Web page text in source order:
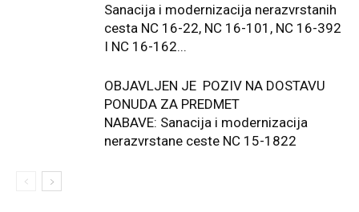
Sanacija i modernizacija nerazvrstanih
cesta NC 16-22, NC 16-101, NC 16-392
I NC 16-162...
OBJAVLJEN JE POZIV NA DOSTAVU
PONUDA ZA PREDMET
NABAVE: Sanacija i modernizacija
nerazvrstane ceste NC 15-1822